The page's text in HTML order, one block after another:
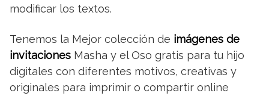
modificar los textos.
Tenemos la Mejor colección de imágenes de
invitaciones Masha y el Oso gratis para tu hijo
digitales con diferentes motivos, creativas y
originales para imprimir o compartir online